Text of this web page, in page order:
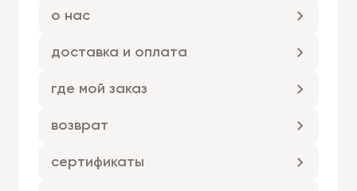
о нас
доставка и оплата
где мой заказ
возврат
сертификаты